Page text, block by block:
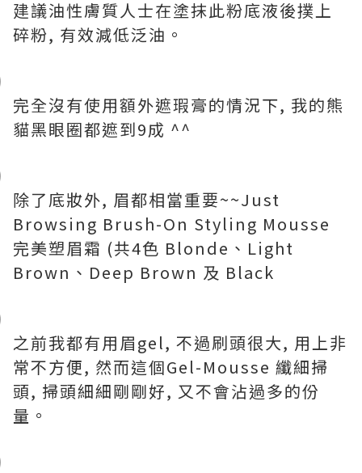
建議油性膚質人士在塗抹此粉底液後撲上
碎粉, 有效減低泛油。
完全沒有使用額外遮瑕膏的情況下, 我的熊
貓黑眼圈都遮到9成 ^^
除了底妝外, 眉都相當重要~~Just
Browsing Brush-On Styling Mousse
完美塑眉霜 (共4色 Blonde、Light
Brown、Deep Brown 及 Black
之前我都有用眉gel, 不過刷頭很大, 用上非
常不方便, 然而這個Gel-Mousse 纖細掃
頭, 掃頭細細剛剛好, 又不會沾過多的份
量。